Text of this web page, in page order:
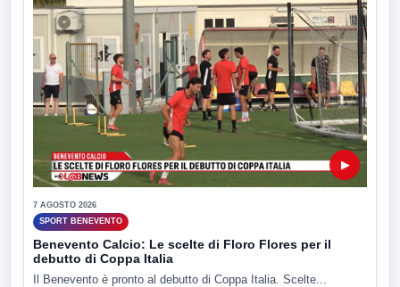
▶
7 AGOSTO 2026
SPORT BENEVENTO
Benevento Calcio: Le scelte di Floro Flores per il
debutto di Coppa Italia
Il Benevento è pronto al debutto di Coppa Italia. Scelte...